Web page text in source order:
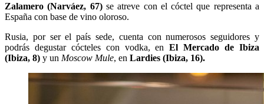
Zalamero (Narváez, 67)se atreve con el cóctel que representa a
España con base de vino oloroso.
Rusia, por ser el país sede, cuenta con numerosos seguidores y
podrás degustar cócteles con vodka, enEl Mercado de Ibiza
(Ibiza, 8) y un Moscow Mule, en Lardies (Ibiza, 16).